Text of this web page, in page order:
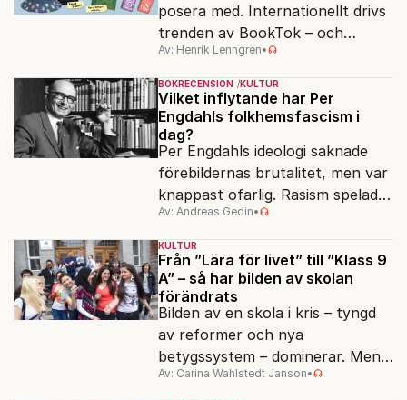
posera med. Internationellt drivs
trenden av BookTok – och
förlagen följer efter.
Av: Henrik Lenngren•
BOKRECENSION KULTUR
Vilket inflytande har Per
Engdahls folkhemsfascism i
dag?
Per Engdahls ideologi saknade
förebildernas brutalitet, men var
knappast ofarlig. Rasism spelades
ned i förmån för "kultur". Känns
det igen?
Av: Andreas Gedin•
KULTUR
Från ”Lära för livet” till ”Klass 9
A” – så har bilden av skolan
förändrats
Bilden av en skola i kris – tyngd
av reformer och nya
betygssystem – dominerar. Men
vem äger berättelsen om skolan?
Av: Carina Wahlstedt Janson•